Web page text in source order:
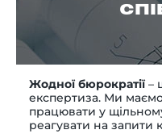
Жодної бюрократії–
експертиза. Ми
працювати у
реагувати на запити